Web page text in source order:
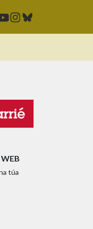
Instagram
Bluesky
túa